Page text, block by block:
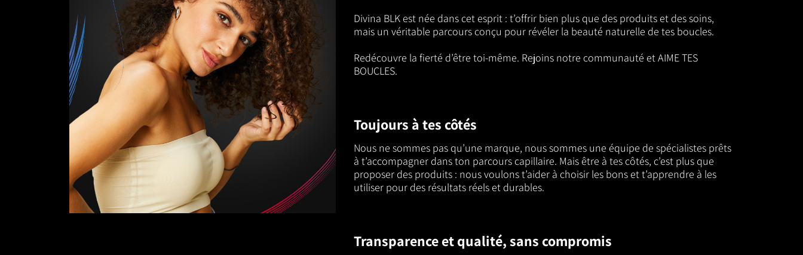
Divina BLK est née dans cet esprit : t’offrir bien plus que des produits et des soins,
mais un véritable parcours conçu pour révéler la beauté naturelle de tes boucles.
Redécouvre la fierté d’être toi-même. Rejoins notre communauté et AIME TES
BOUCLES.
Toujours à tes côtés
Nous ne sommes pas qu’une marque, nous sommes une équipe de spécialistes prêts
à t’accompagner dans ton parcours capillaire. Mais être à tes côtés, c’est plus que
proposer des produits : nous voulons t’aider à choisir les bons et t’apprendre à les
utiliser pour des résultats réels et durables.
Transparence et qualité, sans compromis